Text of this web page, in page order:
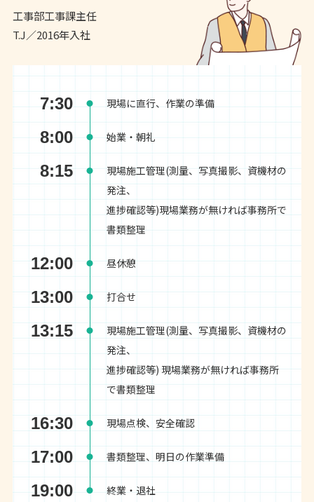
工事部工事課主任
T.J／2016年入社
7:30 現場に直行、作業の準備
8:00 始業・朝礼
8:15
現場施工管理(測量、写真撮影、資機材の
発注、
進捗確認等)現場業務が無ければ事務所で
書類整理
12:00 昼休憩
13:00 打合せ
13:15
現場施工管理(測量、写真撮影、資機材の
発注、
進捗確認等) 現場業務が無ければ事務所
で書類整理
16:30 現場点検、安全確認
17:00 書類整理、明日の作業準備
19:00 終業・退社